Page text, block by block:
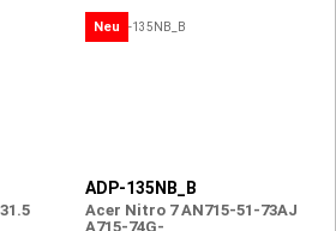
Neu
ADP-135NB_B
Acer Nitro 7 AN715-51-73AJ
A715-74G-